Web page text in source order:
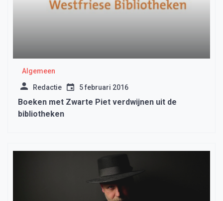
Algemeen
Redactie 5 februari 2016
Boeken met Zwarte Piet verdwijnen uit de
bibliotheken